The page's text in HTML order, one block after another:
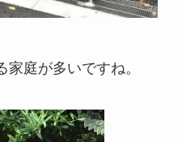
庭が多いですね。